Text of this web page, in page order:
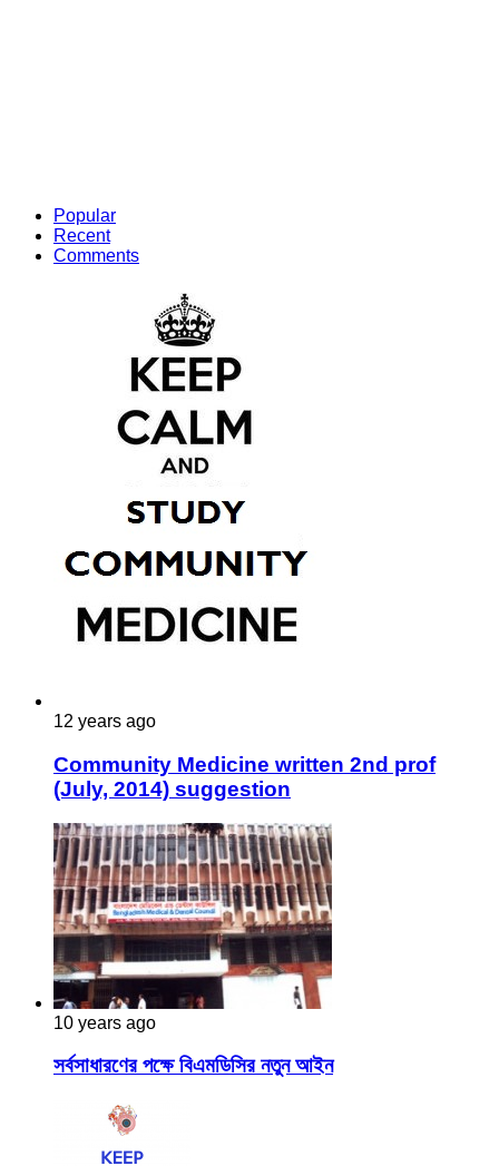
Popular
Recent
Comments
12 years ago
Community Medicine written 2nd prof
(July, 2014) suggestion
10 years ago
সর্বসাধারণের পক্ষে বিএমডিসির নতুন আইন